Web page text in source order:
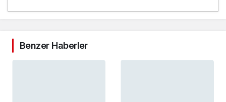
Benzer Haberler